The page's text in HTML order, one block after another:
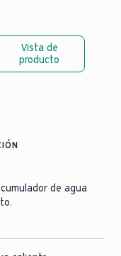
Vista de
producto
de agua